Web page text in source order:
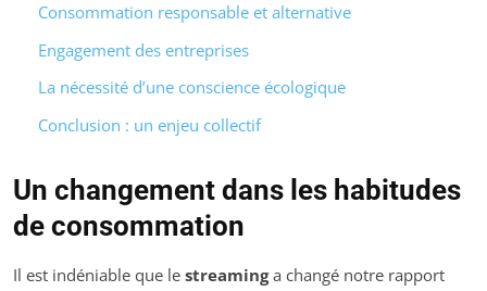
Consommation responsable et alternative
Engagement des entreprises
La nécessité d’une conscience écologique
Conclusion : un enjeu collectif
Un changement dans les habitudes
de consommation
Il est indéniable que le streaminga changé notre rapport